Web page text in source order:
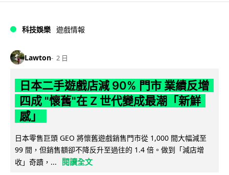
科技娛樂 遊戲情報
Lawton 2 日
日本二手遊戲店減 90% 門市 業績反增
四成 "懷舊"在 Z 世代變成最潮「新鮮
感」
日本零售巨頭 GEO 將懷舊遊戲銷售門市從 1,000 間大幅減至
99 間，但銷售額卻不降反升至過往的 1.4 倍。做到「減店增
收」奇蹟，...
閱讀全文